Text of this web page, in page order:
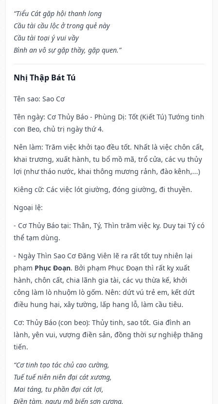
“Tiểu Cát gặp hội thanh long
Cầu tài cầu lộc ở trong quẻ này
Cầu tài toại ý vui vầy
Bình an vô sự gặp thầy, gặp quen.”
Nhị Thập Bát Tú
Tên sao: Sao Cơ
Tên ngày: Cơ Thủy Báo - Phùng Dị: Tốt (Kiết Tú) Tướng tinh
con Beo, chủ trị ngày thứ 4.
Nên làm: Trăm việc khởi tạo đều tốt. Nhất là việc chôn cất,
khai trương, xuất hành, tu bổ mồ mã, trổ cửa, các vụ thủy
lợi (như tháo nước, khai thông mương rảnh, đào kênh,...)
Kiêng cữ: Các việc lót giường, đóng giường, đi thuyền.
Ngoại lệ:
- Cơ Thủy Báo tại: Thân, Tý, Thìn trăm việc kỵ. Duy tại Tý có
thể tạm dùng.
- Ngày Thìn Sao Cơ Đăng Viên lẽ ra rất tốt tuy nhiên lại
phạm Phục Đoạn. Bởi phạm Phục Đoạn thì rất kỵ xuất
hành, chôn cất, chia lãnh gia tài, các vụ thừa kế, khởi
công làm lò nhuộm lò gốm. Nên: dứt vú trẻ em, kết dứt
điều hung hại, xây tường, lấp hang lỗ, làm cầu tiêu.
Cơ: Thủy Báo (con beo): Thủy tinh, sao tốt. Gia đình an
lành, yên vui, vượng điền sản, đồng thời sự nghiệp thăng
tiến.
“Cơ tinh tạo tác chủ cao cường,
Tuế tuế niên niên đại cát xương,
Mai táng, tu phần đại cát lợi,
Điền tàm, ngưu mã biến sơn cương.